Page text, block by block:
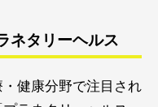
ネタリーヘルス
健康分野で注目され